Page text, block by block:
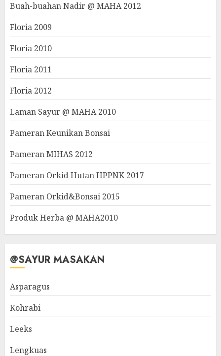
Buah-buahan Nadir @ MAHA 2012
Floria 2009
Floria 2010
Floria 2011
Floria 2012
Laman Sayur @ MAHA 2010
Pameran Keunikan Bonsai
Pameran MIHAS 2012
Pameran Orkid Hutan HPPNK 2017
Pameran Orkid&Bonsai 2015
Produk Herba @ MAHA2010
@SAYUR MASAKAN
Asparagus
Kohrabi
Leeks
Lengkuas